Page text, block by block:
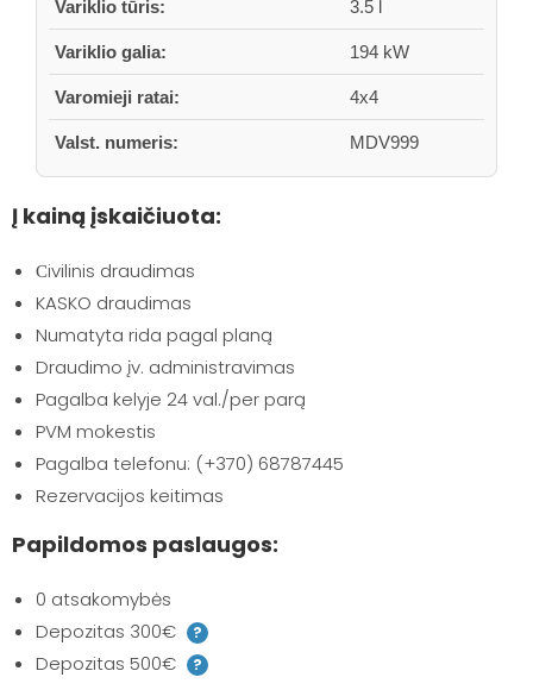
Variklio tūris: 3.5 l
Variklio galia: 194 kW
Varomieji ratai: 4x4
Valst. numeris: MDV999
Į kainą įskaičiuota:
Сivilinis draudimas
KASKO draudimas
Numatyta rida pagal planą
Draudimo įv. administravimas
Pagalba kelyje 24 val./per parą
PVM mokestis
Pagalba telefonu: (+370) 68787445
Rezervacijos keitimas
Papildomos paslaugos:
0 atsakomybės
Depozitas 300€
?
Depozitas 500€ ?